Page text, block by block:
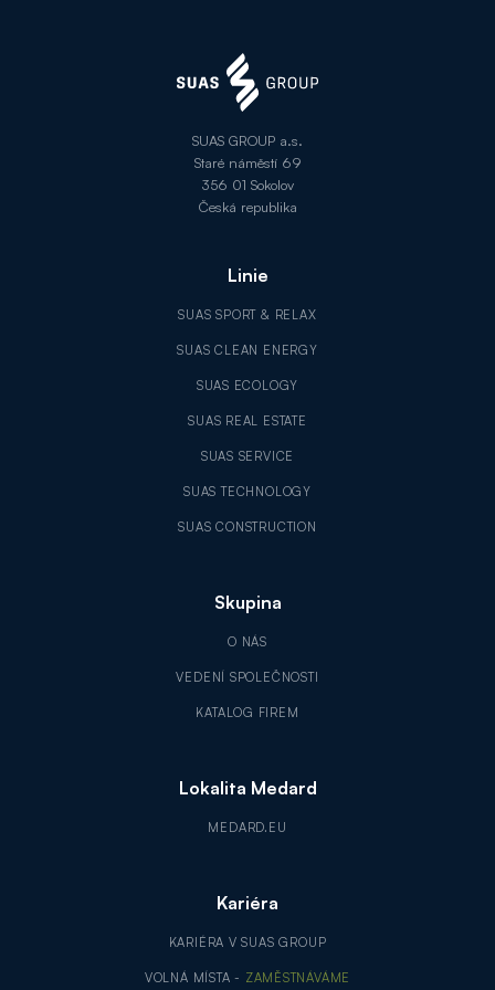
SUAS GROUP a.s.
Staré náměstí 69
356 01 Sokolov
Česká republika
Linie
SUAS SPORT & RELAX
SUAS CLEAN ENERGY
SUAS ECOLOGY
SUAS REAL ESTATE
SUAS SERVICE
SUAS TECHNOLOGY
SUAS CONSTRUCTION
Skupina
O NÁS
VEDENÍ SPOLEČNOSTI
KATALOG FIREM
Lokalita Medard
MEDARD.EU
Kariéra
KARIÉRA V SUAS GROUP
VOLNÁ MÍSTA - ZAMĚSTNÁVÁME